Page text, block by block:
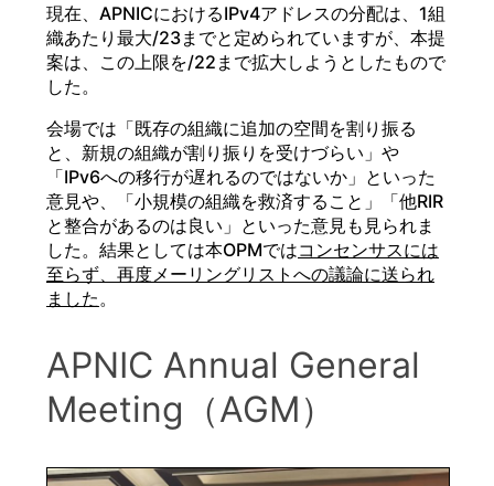
現在、APNICにおけるIPv4アドレスの分配は、1組
織あたり最大/23までと定められていますが、本提
案は、この上限を/22まで拡大しようとしたもので
した。
会場では「既存の組織に追加の空間を割り振る
と、新規の組織が割り振りを受けづらい」や
「IPv6への移行が遅れるのではないか」といった
意見や、「小規模の組織を救済すること」「他RIR
と整合があるのは良い」といった意見も見られま
した。結果としては本OPMではコンセンサスには
至らず、再度メーリングリストへの議論に送られ
ました 。
APNIC Annual General
Meeting（AGM）